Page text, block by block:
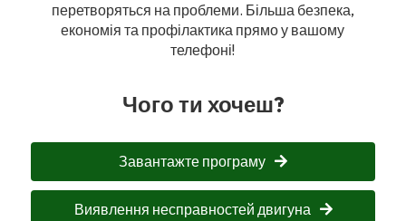
перетворяться на проблеми. Більша безпека,
економія та профілактика прямо у вашому
телефоні!
Чого ти хочеш?
Завантажте програму
Виявлення несправностей двигуна